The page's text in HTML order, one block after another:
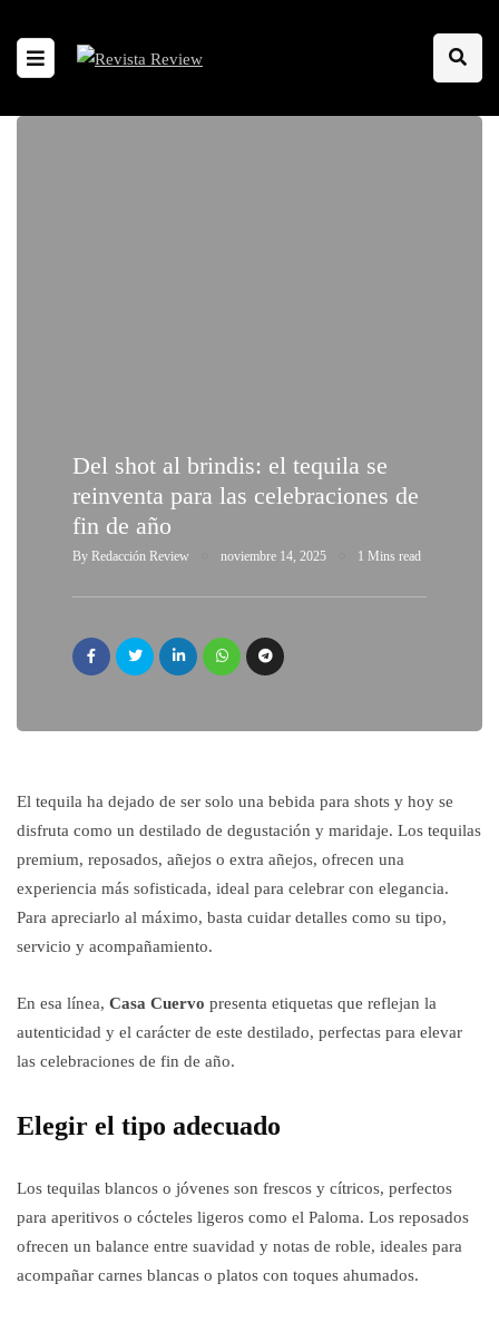
Del shot al brindis: el tequila se
reinventa para las celebraciones de
fin de año
By Redacción Review noviembre 14, 2025 1 Mins read
El tequila ha dejado de ser solo una bebida para shots y hoy se
disfruta como un destilado de degustación y maridaje. Los tequilas
premium, reposados, añejos o extra añejos, ofrecen una
experiencia más sofisticada, ideal para celebrar con elegancia.
Para apreciarlo al máximo, basta cuidar detalles como su tipo,
servicio y acompañamiento.
En esa línea, Casa Cuervo presenta etiquetas que reflejan la
autenticidad y el carácter de este destilado, perfectas para elevar
las celebraciones de fin de año.
Elegir el tipo adecuado
Los tequilas blancos o jóvenes son frescos y cítricos, perfectos
para aperitivos o cócteles ligeros como el Paloma. Los reposados
ofrecen un balance entre suavidad y notas de roble, ideales para
acompañar carnes blancas o platos con toques ahumados.